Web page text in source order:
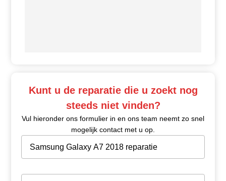
Kunt u de reparatie die u zoekt nog
steeds niet vinden?
Vul hieronder ons formulier in en ons team neemt zo snel
mogelijk contact met u op.